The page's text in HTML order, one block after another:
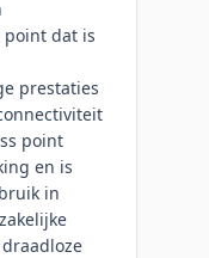
point dat is
prestaties
point
en is
in